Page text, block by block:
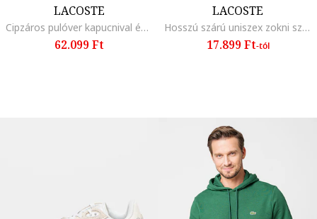
LACOSTE
Cipzáros pulóver kapucnival és elülső zsebekkel, Tengerészkék,
62.099 Ft
LACOSTE
Hosszú szárú uniszex zokni szett - 4 pár, Fekete/Szürke
17.899 Ft-tól